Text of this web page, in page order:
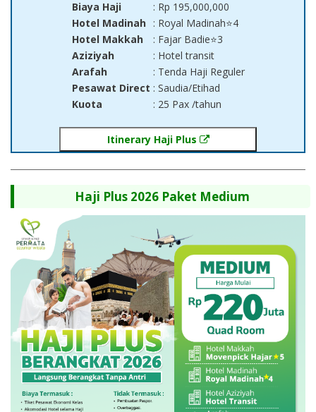
Biaya Haji
: Rp 195,000,000
Hotel Madinah
: Royal Madinah⭐4
Hotel Makkah
: Fajar Badie⭐3
Aziziyah
: Hotel transit
Arafah
: Tenda Haji Reguler
Pesawat Direct : Saudia/Etihad
Kuota
: 25 Pax /tahun
Itinerary Haji Plus
Haji Plus 2026 Paket Medium